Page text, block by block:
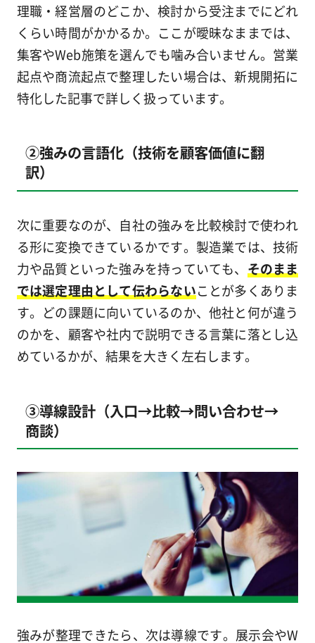
理職・経営層のどこか、検討から受注までにどれ
くらい時間がかかるか。ここが曖昧なままでは、
集客やWeb施策を選んでも噛み合いません。営業
起点や商流起点で整理したい場合は、新規開拓に
特化した記事で詳しく扱っています。
②強みの言語化（技術を顧客価値に翻
訳）
次に重要なのが、自社の強みを比較検討で使われ
る形に変換できているかです。製造業では、技術
力や品質といった強みを持っていても、 そのまま
では選定理由として伝わらないことが多くありま
す。どの課題に向いているのか、他社と何が違う
のかを、顧客や社内で説明できる言葉に落とし込
めているかが、結果を大きく左右します。
③導線設計（入口→比較→問い合わせ→
商談）
強みが整理できたら、次は導線です。展示会やW